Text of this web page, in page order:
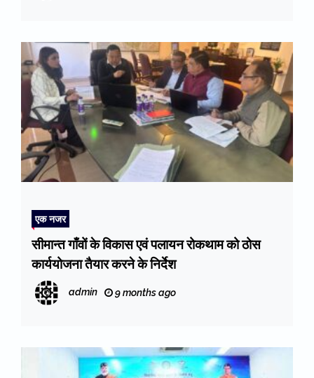
एक नजर
सीमान्त गाँवों के विकास एवं पलायन रोकथाम को ठोस
कार्ययोजना तैयार करने के निर्देश
admin 9 months ago